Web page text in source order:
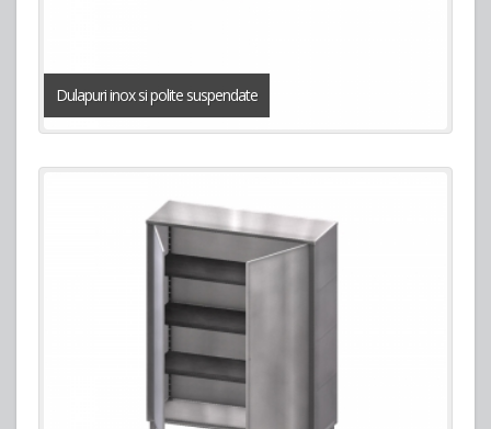
Dulapuri inox si polite suspendate